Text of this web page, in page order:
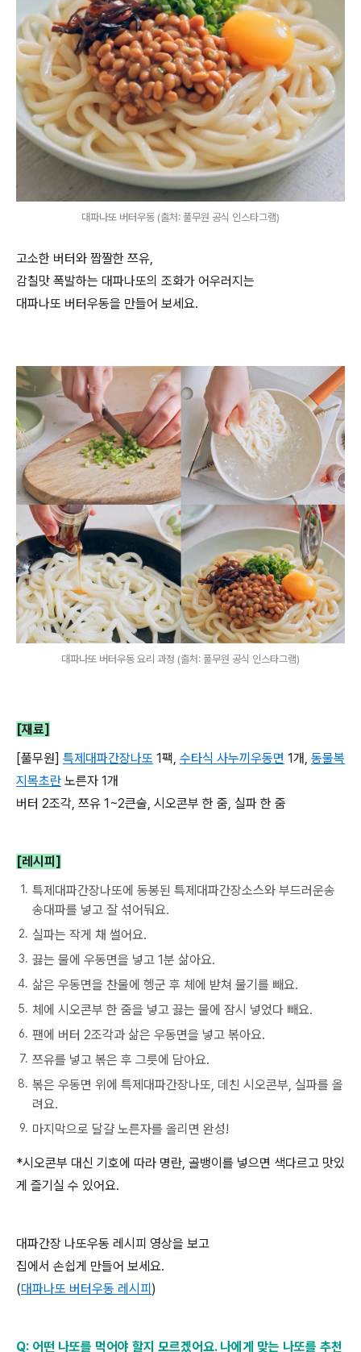
대파나또 버터우동 (출처: 풀무원 공식 인스타그램)
고소한 버터와 짭짤한 쯔유,
감칠맛 폭발하는 대파나또의 조화가 어우러지는
대파나또 버터우동을 만들어 보세요.
대파나또 버터우동 요리 과정 (출처: 풀무원 공식 인스타그램)
[재료]
[풀무원] 특제대파간장나또 1팩, 수타식 사누끼우동면 1개, 동물복
지목초란 노른자 1개
버터 2조각, 쯔유 1~2큰술, 시오콘부 한 줌, 실파 한 줌
[레시피]
특제대파간장나또에 동봉된 특제대파간장소스와 부드러운송
송대파를 넣고 잘 섞어둬요.
실파는 작게 채 썰어요.
끓는 물에 우동면을 넣고 1분 삶아요.
삶은 우동면을 찬물에 헹군 후 체에 받쳐 물기를 빼요.
체에 시오콘부 한 줌을 넣고 끓는 물에 잠시 넣었다 빼요.
팬에 버터 2조각과 삶은 우동면을 넣고 볶아요.
쯔유를 넣고 볶은 후 그릇에 담아요.
볶은 우동면 위에 특제대파간장나또, 데친 시오콘부, 실파를 올
려요.
마지막으로 달걀 노른자를 올리면 완성!
*시오콘부 대신 기호에 따라 명란, 골뱅이를 넣으면 색다르고 맛있
게 즐기실 수 있어요.
대파간장 나또우동 레시피 영상을 보고
집에서 손쉽게 만들어 보세요.
(대파나또 버터우동 레시피 )
Q: 어떤 나또를 먹어야 할지 모르겠어요. 나에게 맞는 나또를 추천